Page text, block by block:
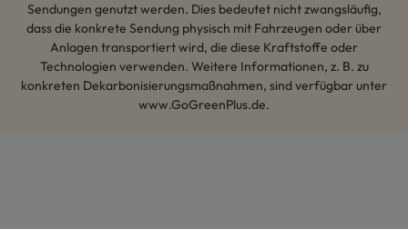
Sendungen genutzt werden. Dies bedeutet nicht zwangsläufig,
dass die konkrete Sendung physisch mit Fahrzeugen oder über
Anlagen transportiert wird, die diese Kraftstoffe oder
Technologien verwenden. Weitere Informationen, z. B. zu
konkreten Dekarbonisierungsmaßnahmen, sind verfügbar unter
www.GoGreenPlus.de.